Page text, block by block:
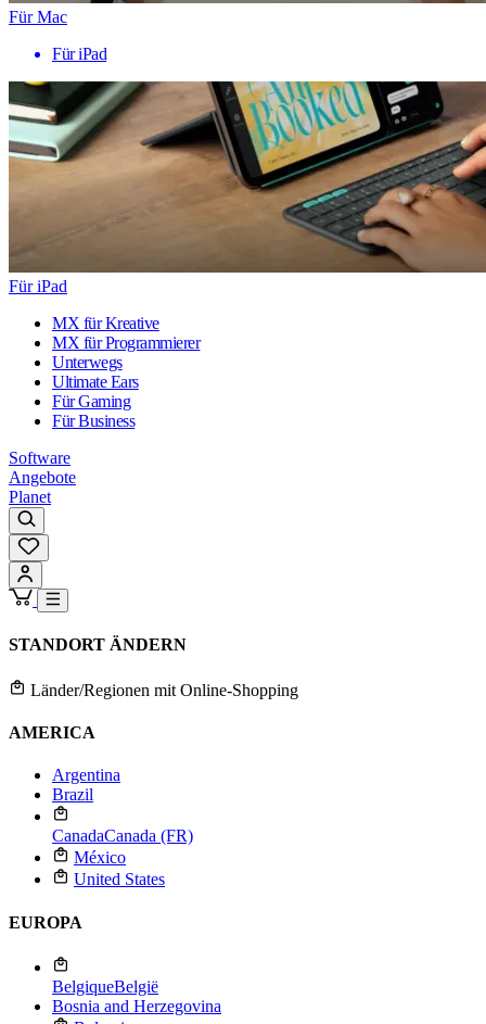
Für Mac
Für iPad
Für iPad
MX für Kreative
MX für Programmierer
Unterwegs
Ultimate Ears
Für Gaming
Für Business
Software
Angebote
Planet
STANDORT ÄNDERN
Länder/Regionen mit Online-Shopping
AMERICA
Argentina
Brazil
CanadaCanada (FR)
México
United States
EUROPA
BelgiqueBelgië
Bosnia and Herzegovina